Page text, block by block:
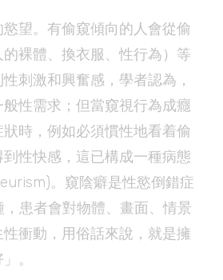
望。有偷窺傾向的人會從偷
裸體、換衣服、性行為）等
刺激和興奮感，學者認為，
性需求；但當窺視行為成癮
時，例如必須慣性地看着偷
性快感，這已構成一種病態
。窺陰癖是性慾倒錯症
患者會對物體、畫面、情景
衝動，用俗話來說，就是擁
。